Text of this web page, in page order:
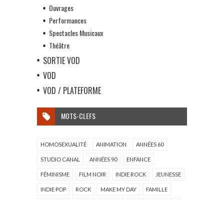
Ouvrages
Performances
Spectacles Musicaux
Théâtre
SORTIE VOD
VOD
VOD / PLATEFORME
MOTS-CLEFS
HOMOSEXUALITÉ ANIMATION ANNÉES 60
STUDIO CANAL ANNÉES 90 ENFANCE
FÉMINISME FILM NOIR INDIE ROCK JEUNESSE
INDIE POP ROCK MAKE MY DAY FAMILLE